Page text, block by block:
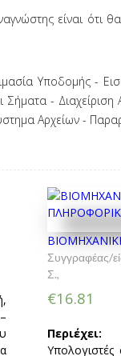
είναι ότι
Υποδομής -
-
Αρχείων -
Συγγραφέας/
Σ.,
€16.81
Περιέχει: